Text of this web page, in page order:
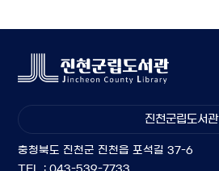
진천군립도서관
충청북도 진천군 진천읍 포석길 37-6
TEL : 043-539-7733